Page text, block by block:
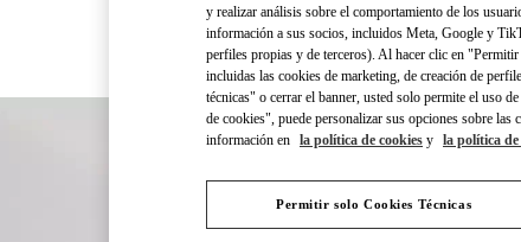
y realizar análisis sobre el comportamiento de los
información a sus socios, incluidos Meta, Google y
perfiles propias y de terceros). Al hacer clic en
incluidas las cookies de marketing, de creación de
técnicas" o cerrar el banner, usted solo permite el uso
de cookies", puede personalizar sus opciones sobre
información en la política de cookies y la política
Permitir solo Cookies Técnicas